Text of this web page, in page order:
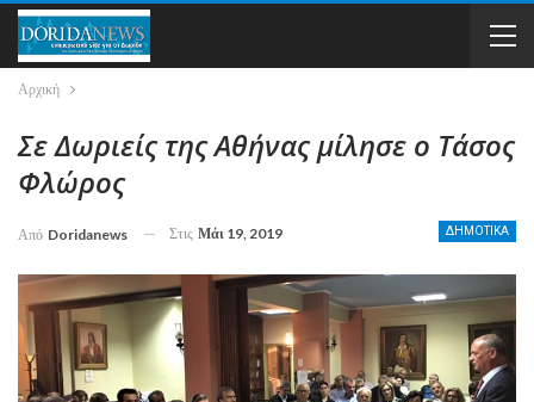
Αρχική
Σε Δωριείς της Αθήνας μίλησε ο Τάσος
Φλώρος
ΔΗΜΟΤΙΚΑ
Από Doridanews Στις Μάι 19, 2019